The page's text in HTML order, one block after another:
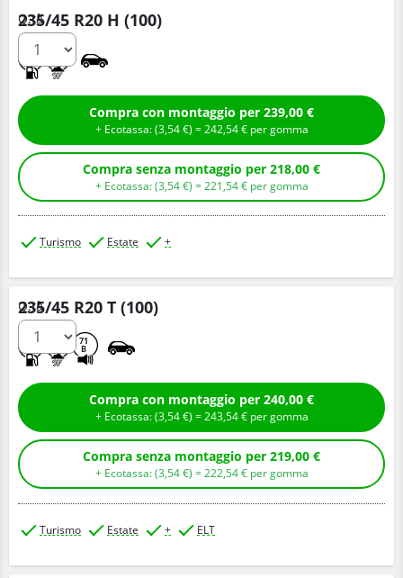
235/45 R20 H (100)
Q.tà
Compra con montaggio per 239,00 €
+ Ecotassa: (3,54€ ) =242,54€ per gomma
Compra senza montaggio per 218,00 €
+ Ecotassa: (3,54€ ) =221,54€ per gomma
Turismo Estate +
235/45 R20 T (100)
71
B
Q.tà
Compra con montaggio per 240,00 €
+ Ecotassa: (3,54€ ) =243,54€ per gomma
Compra senza montaggio per 219,00 €
+ Ecotassa: (3,54€ ) =222,54€ per gomma
Turismo Estate + ELT